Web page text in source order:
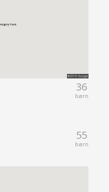
36
børn
55
børn